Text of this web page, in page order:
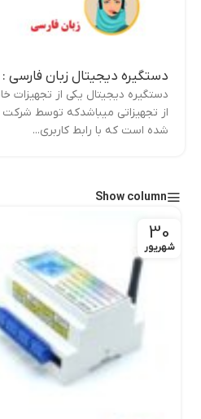
دستگیره دیجیتال زبان فارسی :
دستگیره دیجیتال یکی از تجهیزات
از تجهیزاتی میباشدکه توسط شرکت
شده است که با رابط کاربری...
Show column
30
شهریور